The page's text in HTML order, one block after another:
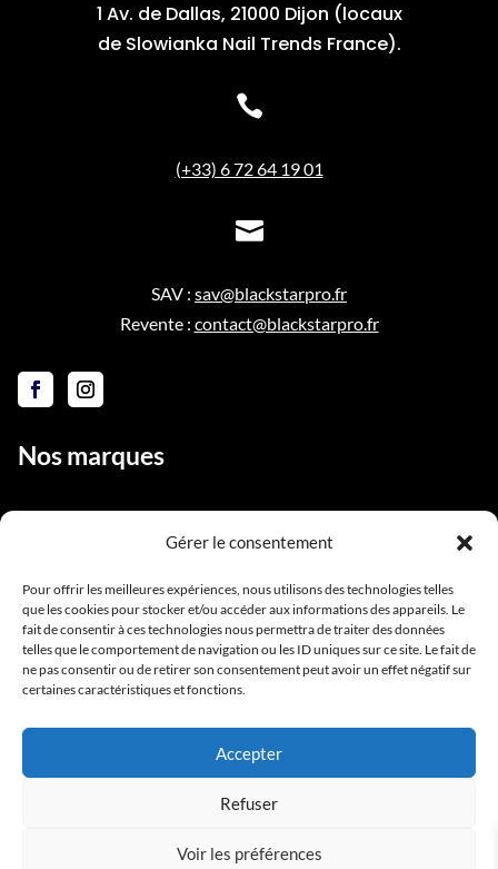
Gérer le consentement
Pour offrir les meilleures expériences, nous utilisons des technologies telles
que les cookies pour stocker et/ou accéder aux informations des appareils. Le
fait de consentir à ces technologies nous permettra de traiter des données
telles que le comportement de navigation ou les ID uniques sur ce site. Le fait de
ne pas consentir ou de retirer son consentement peut avoir un effet négatif sur
certaines caractéristiques et fonctions.
Accepter
Refuser
Voir les préférences
1 Av. de Dallas, 21000 Dijon (locaux
de Slowianka Nail Trends France).

(+33) 6 72 64 19 01

SAV : sav@blackstarpro.fr
Revente : contact@blackstarpro.fr
Nos marques
Notre équipe
Contact
Conditions générales de vente
Copyright BlackStarPro © 2025